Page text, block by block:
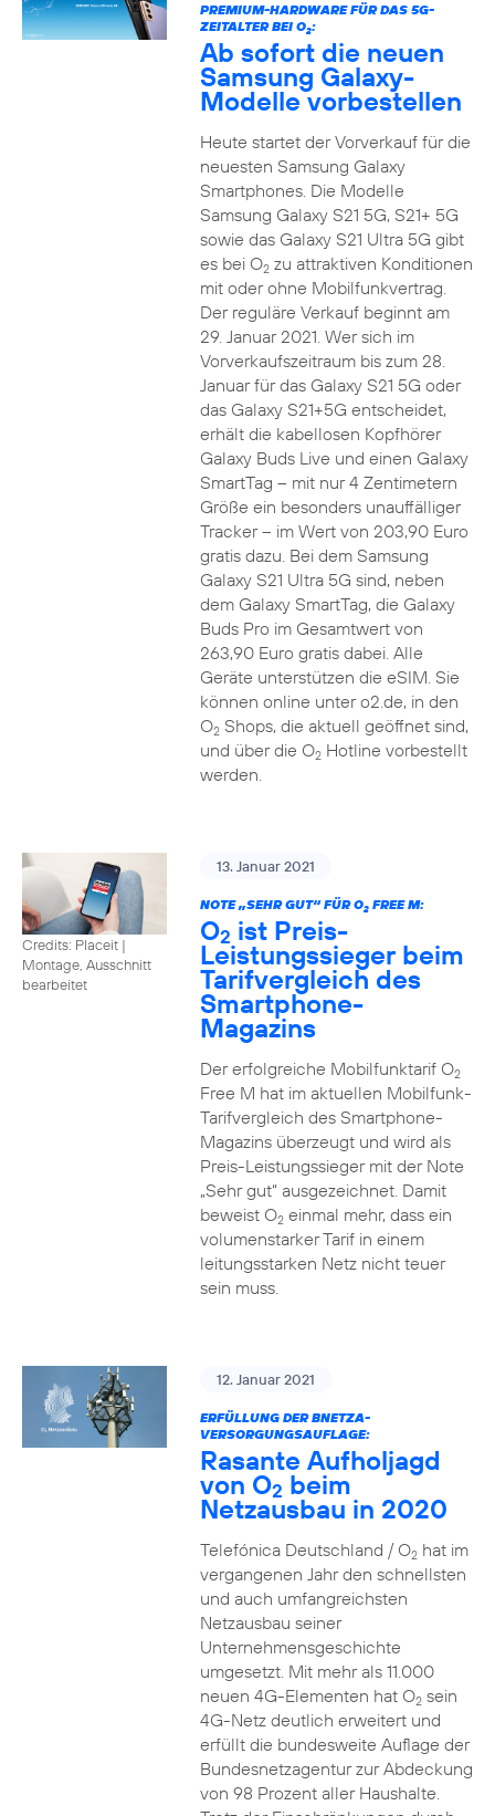
PREMIUM-HARDWARE FÜR DAS 5G-
ZEITALTER BEI O2:
Ab sofort die neuen
Samsung Galaxy-
Modelle vorbestellen
Heute startet der Vorverkauf für die
neuesten Samsung Galaxy
Smartphones. Die Modelle
Samsung Galaxy S21 5G, S21+ 5G
sowie das Galaxy S21 Ultra 5G gibt
es bei O2zu attraktiven Konditionen
mit oder ohne Mobilfunkvertrag.
Der reguläre Verkauf beginnt am
29. Januar 2021. Wer sich im
Vorverkaufszeitraum bis zum 28.
Januar für das Galaxy S21 5G oder
das Galaxy S21+5G entscheidet,
erhält die kabellosen Kopfhörer
Galaxy Buds Live und einen Galaxy
SmartTag – mit nur 4 Zentimetern
Größe ein besonders unauffälliger
Tracker – im Wert von 203,90 Euro
gratis dazu. Bei dem Samsung
Galaxy S21 Ultra 5G sind, neben
dem Galaxy SmartTag, die Galaxy
Buds Pro im Gesamtwert von
263,90 Euro gratis dabei. Alle
Geräte unterstützen die eSIM. Sie
können online unter o2.de, in den
O2Shops, die aktuell geöffnet sind,
und über die O2Hotline vorbestellt
werden.
Credits: Placeit |
Montage, Ausschnitt
bearbeitet
13. Januar 2021
NOTE „SEHR GUT“ FÜR O2FREE M:
O2 ist Preis-
Leistungssieger beim
Tarifvergleich des
Smartphone-
Magazins
Der erfolgreiche Mobilfunktarif O2
Free M hat im aktuellen Mobilfunk-
Tarifvergleich des Smartphone-
Magazins überzeugt und wird als
Preis-Leistungssieger mit der Note
„Sehr gut“ ausgezeichnet. Damit
beweist O2einmal mehr, dass ein
volumenstarker Tarif in einem
leitungsstarken Netz nicht teuer
sein muss.
12. Januar 2021
ERFÜLLUNG DER BNETZA-
VERSORGUNGSAUFLAGE:
Rasante Aufholjagd
von O2 beim
Netzausbau in 2020
Telefónica Deutschland / O2hat im
vergangenen Jahr den schnellsten
und auch umfangreichsten
Netzausbau seiner
Unternehmensgeschichte
umgesetzt. Mit mehr als 11.000
neuen 4G-Elementen hat O2sein
4G-Netz deutlich erweitert und
erfüllt die bundesweite Auflage der
Bundesnetzagentur zur Abdeckung
von 98 Prozent aller Haushalte.